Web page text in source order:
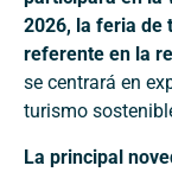
2026, la feria de
referente en la
se centrará en
turismo
La principal